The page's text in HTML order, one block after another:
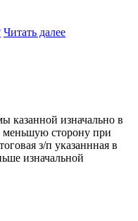
Читать далее
казанной изначально в
меньшую сторону при
з/п указаннная в
изначальной